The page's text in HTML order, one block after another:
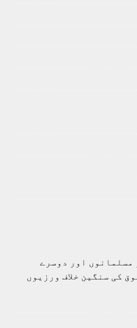
مسلمانوں اور دوسرے
کی سنگین خلاف ورزیوں